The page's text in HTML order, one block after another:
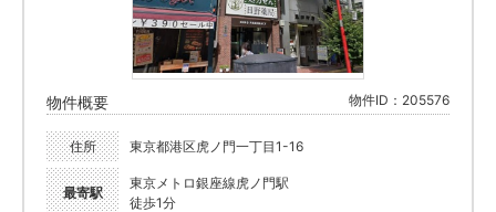
物件概要 物件ID：205576
住所 東京都港区虎ノ門一丁目1-16
最寄駅
東京メトロ銀座線虎ノ門駅
徒歩1分